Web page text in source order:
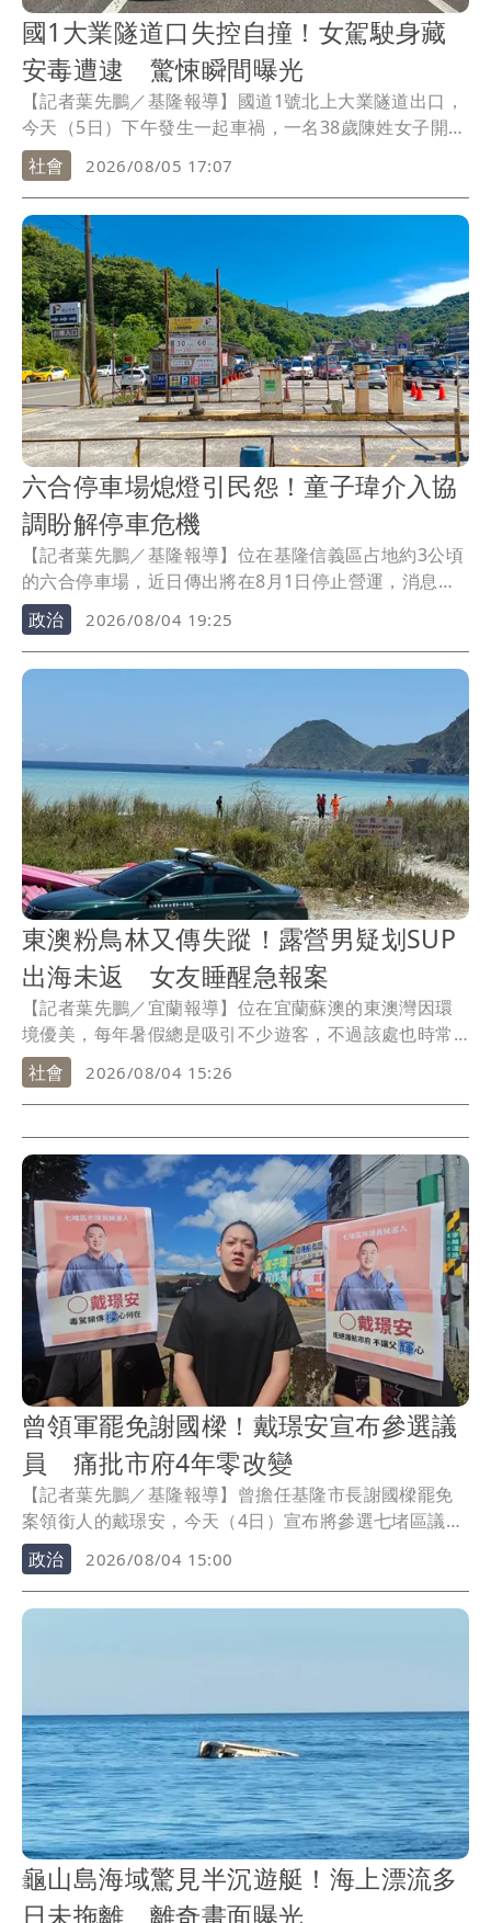
國1大業隧道口失控自撞！女駕駛身藏
安毒遭逮 驚悚瞬間曝光
【記者葉先鵬／基隆報導】國道1號北上大業隧道出口，
今天（5日）下午發生一起車禍，一名38歲陳姓女子開車
行經該處時，不慎自撞側翻，雖未傷及其他用路人，但
警方趕抵後卻在陳女身上查獲安非他命，唾液毒品快篩
也呈陽性反應，全案將依公共危險罪送辦。
社會 2026/08/05 17:07
六合停車場熄燈引民怨！童子瑋介入協
調盼解停車危機
【記者葉先鵬／基隆報導】位在基隆信義區占地約3公頃
的六合停車場，近日傳出將在8月1日停止營運，消息曝
光後讓引起市民議論，不少人擔心停車場突然熄燈，原
本上百台車根本無處可停，對此，基隆議長童子瑋表
示，已主動聯繫台肥公司了解土地租約、停車場登記等
問題，後續會盡快邀集市府辦理會勘，避免影響市民權
政治 2026/08/04 19:25
東澳粉鳥林又傳失蹤！露營男疑划SUP
出海未返 女友睡醒急報案
【記者葉先鵬／宜蘭報導】位在宜蘭蘇澳的東澳灣因環
境優美，每年暑假總是吸引不少遊客，不過該處也時常
傳出民眾落水失蹤，今天（4日）上午又有一名女遊客報
案指出，昨天（3日）與男友在北灘露營，但一早起來卻
不見對方蹤影，目前岸巡及警消均已趕抵現場協尋，詳
細情形還有待進一步釐清。
社會 2026/08/04 15:26
曾領軍罷免謝國樑！戴璟安宣布參選議
員 痛批市府4年零改變
【記者葉先鵬／基隆報導】曾擔任基隆市長謝國樑罷免
案領銜人的戴璟安，今天（4日）宣布將參選七堵區議
員，他在受訪時指出，過去4年基隆發展停滯，罷免案過
後謝國樑也沒做出改變，先前的幼兒園虐待案市府更是
各種包庇，因此決定投入選舉，為廣大市民朋友發生。
政治 2026/08/04 15:00
龜山島海域驚見半沉遊艇！海上漂流多
日未拖離 離奇畫面曝光